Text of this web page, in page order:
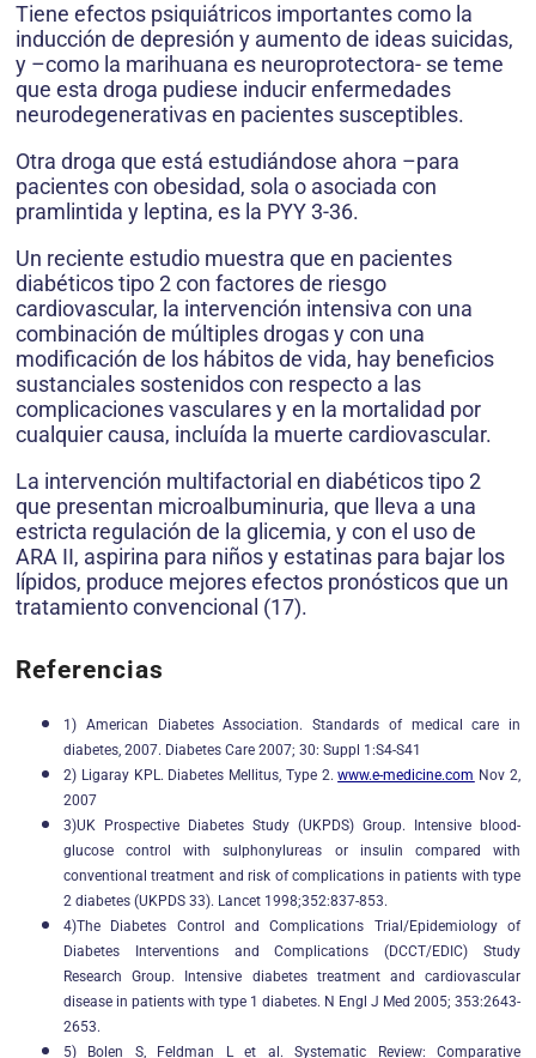
Tiene efectos psiquiátricos importantes como la
inducción de depresión y aumento de ideas suicidas,
y –como la marihuana es neuroprotectora- se teme
que esta droga pudiese inducir enfermedades
neurodegenerativas en pacientes susceptibles.
Otra droga que está estudiándose ahora –para
pacientes con obesidad, sola o asociada con
pramlintida y leptina, es la PYY 3-36.
Un reciente estudio muestra que en pacientes
diabéticos tipo 2 con factores de riesgo
cardiovascular, la intervención intensiva con una
combinación de múltiples drogas y con una
modificación de los hábitos de vida, hay beneficios
sustanciales sostenidos con respecto a las
complicaciones vasculares y en la mortalidad por
cualquier causa, incluída la muerte cardiovascular.
La intervención multifactorial en diabéticos tipo 2
que presentan microalbuminuria, que lleva a una
estricta regulación de la glicemia, y con el uso de
ARA II, aspirina para niños y estatinas para bajar los
lípidos, produce mejores efectos pronósticos que un
tratamiento convencional (17).
Referencias
1) American Diabetes Association. Standards of medical care in
diabetes, 2007. Diabetes Care 2007; 30: Suppl 1:S4-S41
2) Ligaray KPL. Diabetes Mellitus, Type 2.www.e-medicine.com Nov 2,
2007
3)UK Prospective Diabetes Study (UKPDS) Group. Intensive blood-
glucose control with sulphonylureas or insulin compared with
conventional treatment and risk of complications in patients with type
2 diabetes (UKPDS 33). Lancet 1998;352:837-853.
4)The Diabetes Control and Complications Trial/Epidemiology of
Diabetes Interventions and Complications (DCCT/EDIC) Study
Research Group. Intensive diabetes treatment and cardiovascular
disease in patients with type 1 diabetes. N Engl J Med 2005; 353:2643-
2653.
5) Bolen S, Feldman L et al. Systematic Review: Comparative